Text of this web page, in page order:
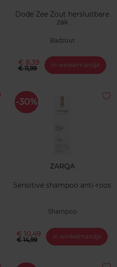
Dode Zee Zout hersluitbare
zak
Badzout
€ 8,39
€ 11,99 In winkelmandje
-30%
ZARQA
Sensitive shampoo anti-roos
Shampoo
€ 10,49
€ 14,99 In winkelmandje